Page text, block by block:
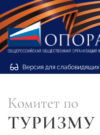
Версия для слабовидящих
Комитет по
ТУРИЗМУ